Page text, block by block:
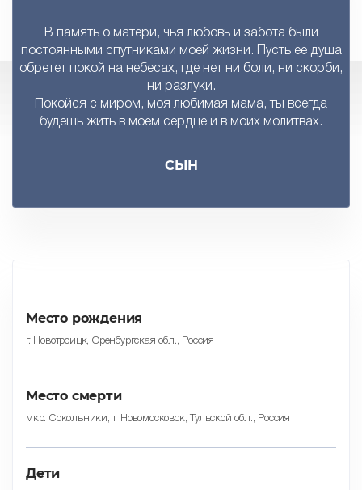
В память о матери, чья любовь и забота были
постоянными спутниками моей жизни. Пусть ее душа
обретет покой на небесах, где нет ни боли, ни скорби,
ни разлуки.
Покойся с миром, моя любимая мама, ты всегда
будешь жить в моем сердце и в моих молитвах.
СЫН
Место рождения
г. Новотроицк, Оренбургская обл., Россия
Место смерти
мкр. Сокольники, г. Новомосковск, Тульской обл., Россия
Дети